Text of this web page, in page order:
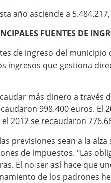
año asciende a
FUENTES DE
de ingreso del
ingresos que gestiona
más dinero a través
998.400 euros. El
2012 se recaudaron
previsiones sean a la
de impuestos. "Las
El no ser así hace que
de los padrones